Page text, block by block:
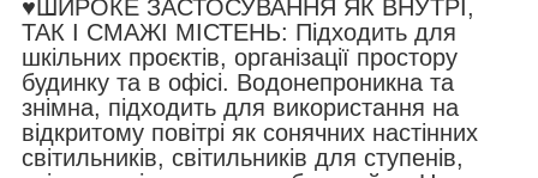
♥ШИРОКЕ ЗАСТОСУВАННЯ ЯК ВНУТРІ,
ТАК І СМАЖІ МІСТЕНЬ: Підходить для
шкільних проєктів, організації простору
будинку та в офісі. Водонепроникна та
знімна, підходить для використання на
відкритому повітрі як сонячних настінних
світильників, світильників для ступенів,